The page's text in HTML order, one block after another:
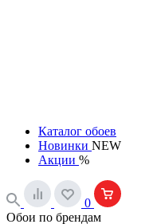
Каталог обоев
Новинки NEW
Акции %
0
Обои по брендам